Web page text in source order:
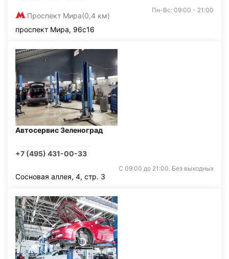
Проспект Мира(0,4 км)
Пн-Вс: 09:00 - 21:00
проспект Мира, 96с16
Автосервис Зеленоград
+7 (495) 431-00-33
С 09:00 до 21:00. Без выходных
Сосновая аллея, 4, стр. 3